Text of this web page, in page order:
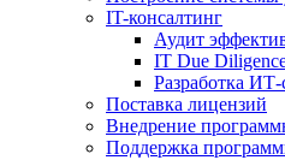
IT-консалтинг
Аудит
IT Due
Разработка ИТ-
Поставка лицензий
Внедрение
Поддержка